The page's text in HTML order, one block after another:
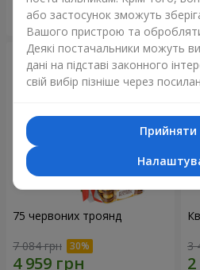
Замовити
75 червоних троянд
7 084 грн 3
або застосунок зможуть
Вашого пристрою та
Деякі постачальники можуть
дані на підставі законного
свій вибір пізніше через
Прийняти